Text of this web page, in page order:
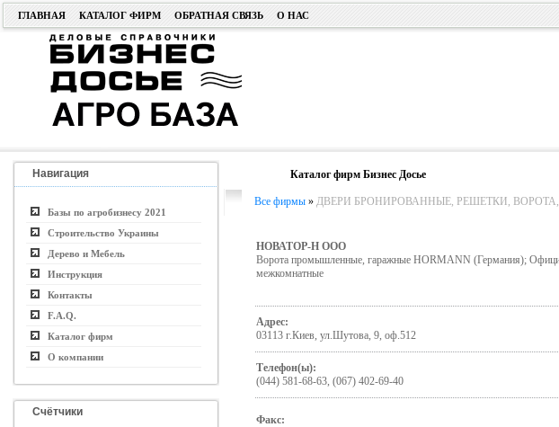
ГЛАВНАЯ КАТАЛОГ ФИРМ ОБРАТНАЯ СВЯЗЬ О НАС
Навигация
Базы по агробизнесу 2021
Строительство Украины
Дерево и Мебель
Инструкция
Контакты
F.A.Q.
Каталог фирм
О компании
Счётчики
Каталог фирм Бизнес Досье
Все фирмы» ДВЕРИ БРОНИРОВАННЫЕ, РЕШЕТКИ,
НОВАТОР-Н ООО
Ворота промышленные, гаражные HORMANN (Германия);
межкомнатные
Адрес:
03113 г.Киев, ул.Шутова, 9, оф.512
Телефон(ы):
(044) 581-68-63, (067) 402-69-40
Факс: